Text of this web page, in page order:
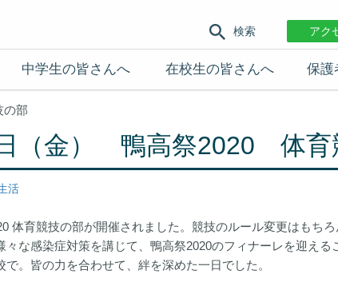
検索 アク
中学生の皆さんへ 在校生の皆さんへ 保護
部
（金） 鴨高祭2020 体育
活
体育競技の部が開催されました。競技のルール変更はもち
々な感染症対策を講じて、鴨高祭2020のフィナーレを迎える
で。皆の力を合わせて、絆を深めた一日でした。